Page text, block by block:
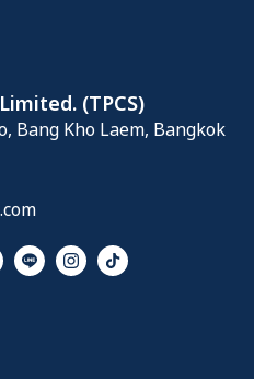
(TPCS)
Bang Kho Laem, Bangkok